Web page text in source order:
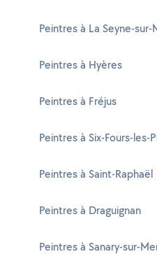
Peintres à La Seyne-sur-
Peintres à Hyères
Peintres à Fréjus
Peintres à Six-Fours-les-
Peintres à Saint-Raphaël
Peintres à Draguignan
Peintres à Sanary-sur-